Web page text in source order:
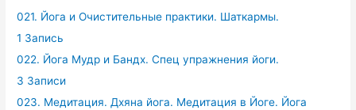
021. Йога и Очистительные практики. Шаткармы.
1 Запись
022. Йога Мудр и Бандх. Спец упражнения йоги.
3 Записи
023. Медитация. Дхяна йога. Медитация в Йоге. Йога